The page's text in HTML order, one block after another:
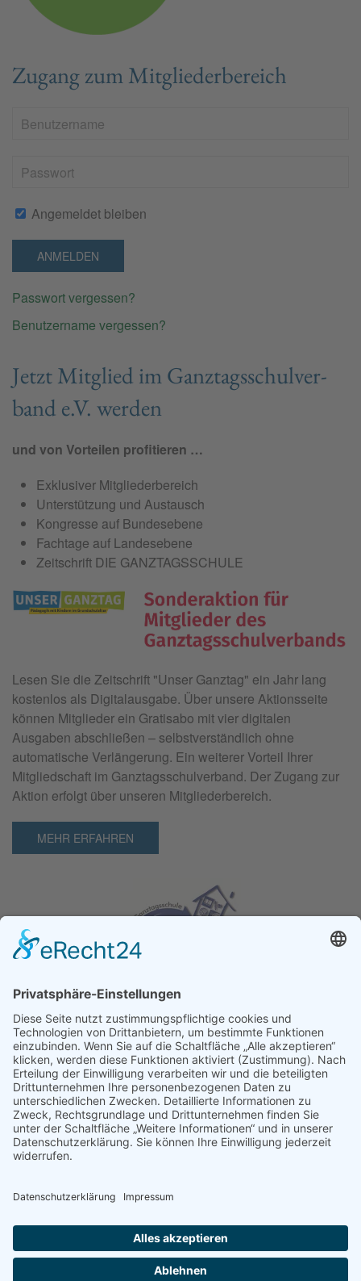
Zugang zum Mitgliederbereich
Angemeldet bleiben
ANMELDEN
Passwort vergessen?
Benutzername vergessen?
Jetzt Mit­glied im Ganz­tags­schul­ver­
band e.V. wer­den
und von Vorteilen profitieren …
Exklusiver Mitgliederbereich
Unterstützung und Austausch
Kongresse auf Bundesebene
Fachtage auf Landesebene
Zeitschrift DIE GANZTAGSSCHULE
Lesen Sie die Zeitschrift "Unser Ganztag" ein Jahr lang
kostenlos als Digitalausgabe. Über unsere Aktionsseite
können Mitglieder ein Gratisabo mit vier digitalen
Ausgaben abschließen – selbstverständlich ohne
automatische Verlängerung. Ein weiterer Vorteil Ihrer
Mitgliedschaft im Ganztagsschulverband. Der Zugang zur
Aktion erfolgt über unseren Mitgliederbereich.
MEHR ERFAHREN
Ganz­tag­sschul­ver­band e.V.
Kochstraße 113
04277 Leipzig
E-Mail:buelau@ganztagsschulverband.de